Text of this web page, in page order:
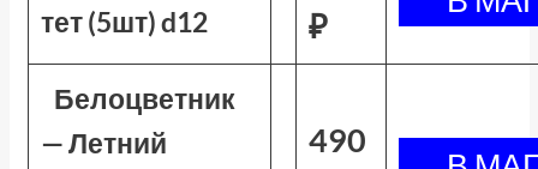
тет (5шт) d12
₽
Белоцветник
— Летний
490